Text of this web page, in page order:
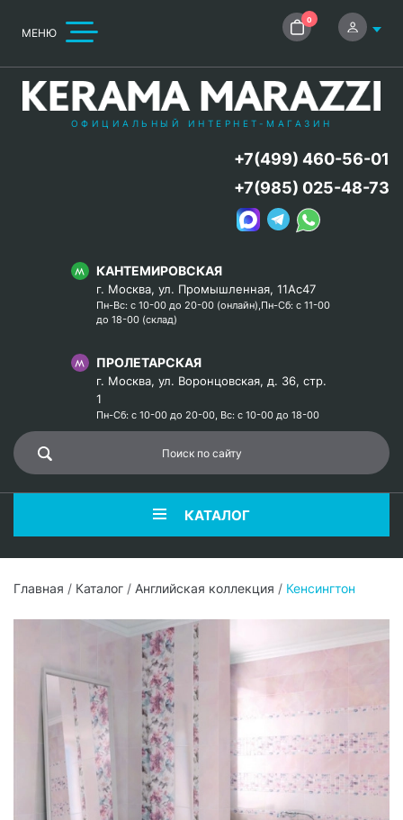
МЕНЮ
0
ОФИЦИАЛЬНЫЙ ИНТЕРНЕТ-МАГАЗИН
КАНТЕМИРОВСКАЯ
г. Москва, ул. Промышленная, 11Ас47
Пн-Вс: с 10-00 до 20-00 (онлайн),Пн-Сб: с 11-00
до 18-00 (склад)
ПРОЛЕТАРСКАЯ
г. Москва, ул. Воронцовская, д. 36, стр.
1
Пн-Сб: с 10-00 до 20-00, Вс: с 10-00 до 18-00
+7(499) 460-56-01
+7(985) 025-48-73
КАТАЛОГ
Главная / Каталог / Английская коллекция / Кенсингтон